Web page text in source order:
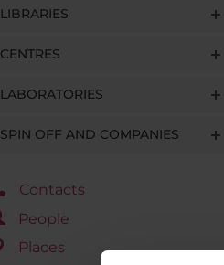
LIBRARIES
CENTRES
LABORATORIES
SPIN OFF AND COMPANIES
Contacts
People
Places